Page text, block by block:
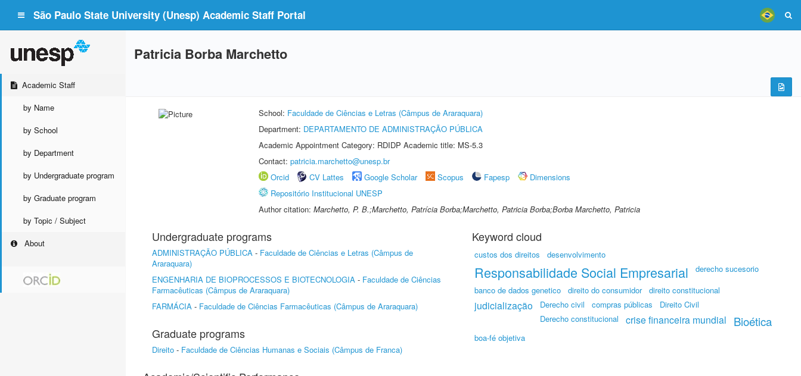
São Paulo State University (Unesp) Academic Staff Portal
Academic Staff
by Name
by School
by Department
by Undergraduate program
by Graduate program
by Topic / Subject
About
Patricia Borba Marchetto
School: Faculdade de Ciências e Letras (Câmpus de Araraquara)
Department: DEPARTAMENTO DE ADMINISTRAÇÃO PÚBLICA
Academic Appointment Category: RDIDP Academic title: MS-5.3
Contact: patricia.marchetto@unesp.br
Orcid
CV Lattes Google Scholar Scopus Fapesp
Dimensions
Repositório Institucional UNESP
Author citation: Marchetto, P. B.;Marchetto, Patrícia Borba;Marchetto, Patricia Borba;Borba Marchetto, Patricia
Undergraduate programs
ADMINISTRAÇÃO PÚBLICA - Faculdade de Ciências e Letras (Câmpus de
Araraquara)
ENGENHARIA DE BIOPROCESSOS E BIOTECNOLOGIA - Faculdade de Ciências
Farmacêuticas (Câmpus de Araraquara)
FARMÁCIA - Faculdade de Ciências Farmacêuticas (Câmpus de Araraquara)
Graduate programs
Direito - Faculdade de Ciências Humanas e Sociais (Câmpus de Franca)
Keyword cloud
custos dos direitos desenvolvimento
Responsabilidade Social Empresarial
derecho sucesorio
banco de dados genetico
direito do consumidor direito constitucional
judicialização Derecho civil compras públicas
Direito Civil
Derecho constitucional
crise financeira mundial Bioética
boa-fé objetiva